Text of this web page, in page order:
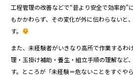
工程管理の改善などで“昔より安全で効率的”
もかかわらず、その変化が外に伝わらないと
す。
また、未経験者がいきなり高所で作業するわ
理・玉掛け補助・養生・組立手順の理解など
す。ところが「未経験＝危ないことをすぐや